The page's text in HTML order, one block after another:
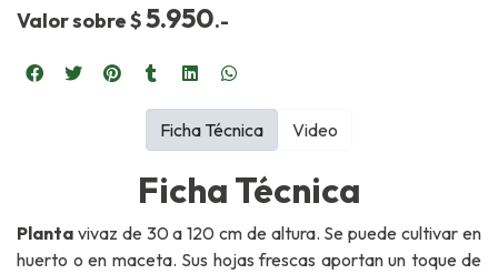
Valor sobre $5.950.-
Ficha Técnica
Planta vivaz de 30 a 120 cm de altura. Se puede cultivar en
huerto o en maceta. Sus hojas frescas aportan un toque de
Ficha Técnica Video